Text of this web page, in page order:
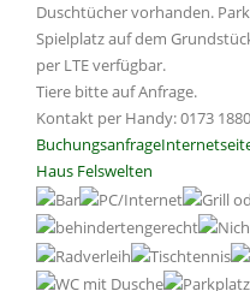
Duschtücher vorhanden.
Spielplatz auf dem
per LTE verfügbar.
Tiere bitte auf Anfrage.
Kontakt per Handy: 0173
Buchungsanfrage
Haus Felswelten